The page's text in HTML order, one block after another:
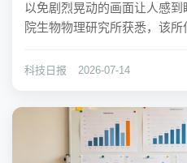
以免剧烈晃动的画面让人感
院生物物理研究所获悉，该
感性，以保证知觉的平稳连
科技日报 2026-07-14